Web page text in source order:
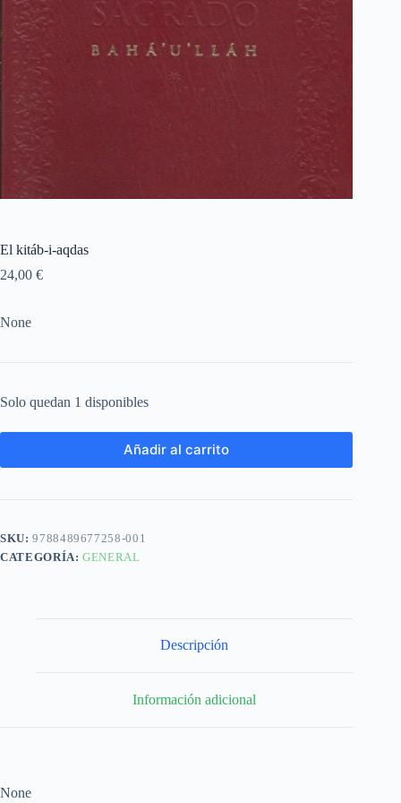
El kitáb-i-aqdas
24,00 €
None
Solo quedan 1 disponibles
Añadir al carrito
SKU:9788489677258-001
CATEGORÍA:GENERAL
Descripción
Información adicional
None